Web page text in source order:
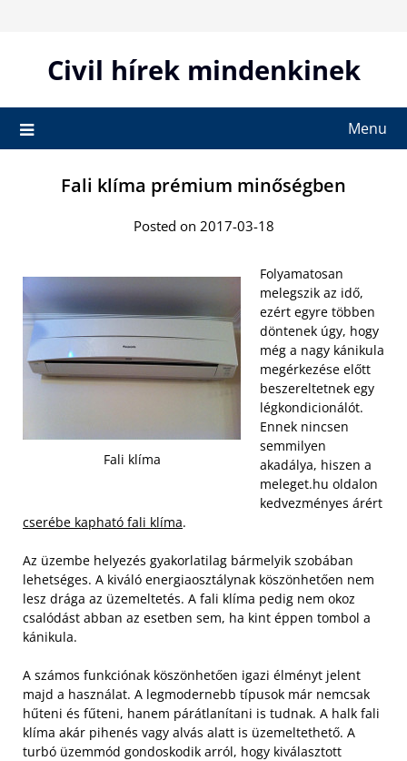
contentCivil hírek mindenkinek
Menu
Fali klíma prémium minőségben
Posted on 2017-03-18
Fali klíma
Folyamatosan
melegszik az idő,
ezért egyre többen
döntenek úgy, hogy
még a nagy kánikula
megérkezése előtt
beszereltetnek egy
légkondicionálót.
Ennek nincsen
semmilyen
akadálya, hiszen a
meleget.hu oldalon
kedvezményes árért
cserébe kapható fali klíma.
Az üzembe helyezés gyakorlatilag bármelyik szobában
lehetséges. A kiváló energiaosztálynak köszönhetően nem
lesz drága az üzemeltetés. A fali klíma pedig nem okoz
csalódást abban az esetben sem, ha kint éppen tombol a
kánikula.
A számos funkciónak köszönhetően igazi élményt jelent
majd a használat. A legmodernebb típusok már nemcsak
hűteni és fűteni, hanem párátlanítani is tudnak. A halk fali
klíma akár pihenés vagy alvás alatt is üzemeltethető. A
turbó üzemmód gondoskodik arról, hogy kiválasztott